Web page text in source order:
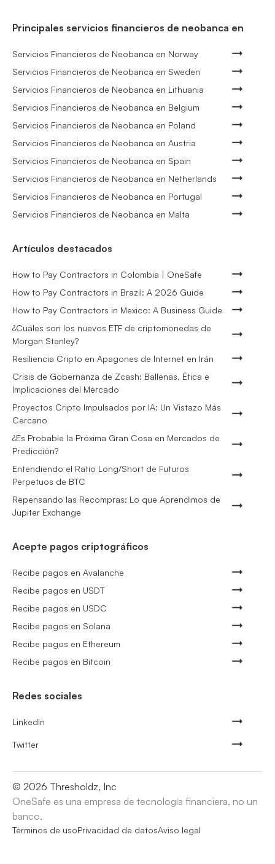
Principales servicios financieros de neobanca en
Servicios Financieros de Neobanca en Norway
Servicios Financieros de Neobanca en Sweden
Servicios Financieros de Neobanca en Lithuania
Servicios Financieros de Neobanca en Belgium
Servicios Financieros de Neobanca en Poland
Servicios Financieros de Neobanca en Austria
Servicios Financieros de Neobanca en Spain
Servicios Financieros de Neobanca en Netherlands
Servicios Financieros de Neobanca en Portugal
Servicios Financieros de Neobanca en Malta
Artículos destacados
How to Pay Contractors in Colombia | OneSafe
How to Pay Contractors in Brazil: A 2026 Guide
How to Pay Contractors in Mexico: A Business Guide
¿Cuáles son los nuevos ETF de criptomonedas de
Morgan Stanley?
Resiliencia Cripto en Apagones de Internet en Irán
Crisis de Gobernanza de Zcash: Ballenas, Ética e
Implicaciones del Mercado
Proyectos Cripto Impulsados por IA: Un Vistazo Más
Cercano
¿Es Probable la Próxima Gran Cosa en Mercados de
Predicción?
Entendiendo el Ratio Long/Short de Futuros
Perpetuos de BTC
Repensando las Recompras: Lo que Aprendimos de
Jupiter Exchange
Acepte pagos criptográficos
Recibe pagos en Avalanche
Recibe pagos en USDT
Recibe pagos en USDC
Recibe pagos en Solana
Recibe pagos en Ethereum
Recibe pagos en Bitcoin
Redes sociales
LinkedIn
Twitter
© 2026 Thresholdz, Inc
OneSafe es una empresa de tecnología financiera, no un
banco.
Términos de usoPrivacidad de datosAviso legal